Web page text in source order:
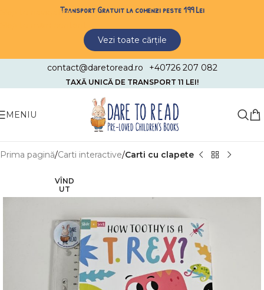
Skip to navigationTransport Gratuit la comenzi peste 199 Lei
Vezi toate cărțile
contact@daretoread.ro +40726 207 082
TAXĂ UNICĂ DE TRANSPORT 11 LEI!
MENIU
Prima pagină Carti interactive Carti cu clapete
VÎND
UT